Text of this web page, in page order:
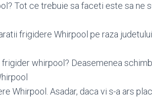
Tot ce trebuie sa faceti este sa ne
frigidere Whirpool pe raza judetului
whirpool? Deasemenea
Whirpool. Asadar, daca vi s-a ars